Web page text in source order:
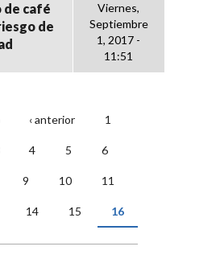
de café
de
Viernes,
Septiembre
1, 2017 -
11:51
‹ anterior 1
4 5 6
9 10 11
14 15 16